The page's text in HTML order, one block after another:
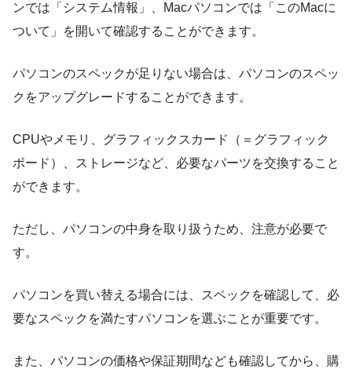
ンでは「システム情報」、Macパソコンでは「このMacに
ついて」を開いて確認することができます。
パソコンのスペックが足りない場合は、パソコンのスペッ
クをアップグレードすることができます。
CPUやメモリ、グラフィックスカード（＝グラフィック
ボード）、ストレージなど、必要なパーツを交換すること
ができます。
ただし、パソコンの中身を取り扱うため、注意が必要で
す。
パソコンを買い替える場合には、スペックを確認して、必
要なスペックを満たすパソコンを選ぶことが重要です。
また、パソコンの価格や保証期間なども確認してから、購